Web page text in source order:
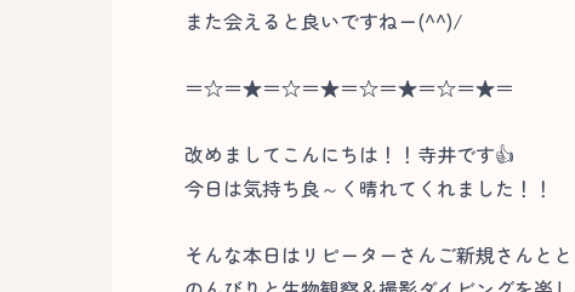
また会えると良いですねー(^^)/
＝☆＝★＝☆＝★＝☆＝★＝☆＝★＝
改めましてこんにちは！！寺井です👍
今日は気持ち良～く晴れてくれました！！
そんな本日はリピーターさんご新規さんとと